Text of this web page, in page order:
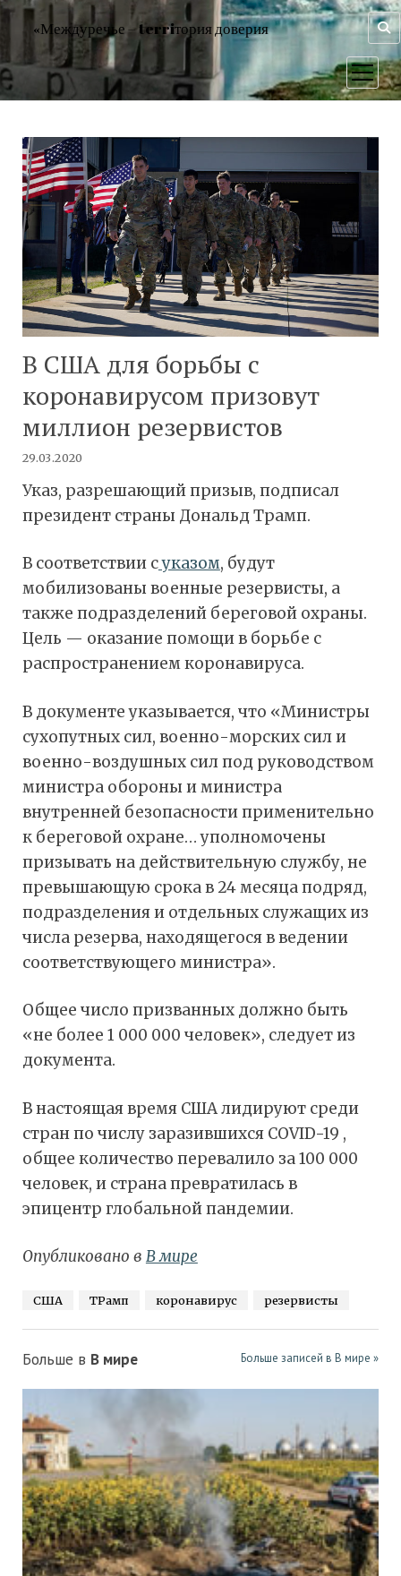
«Междуречье – terriтория доверия
меню
В США для борьбы с
коронавирусом призовут
миллион резервистов
29.03.2020
Указ, разрешающий призыв, подписал
президент страны Дональд Трамп.
В соответствии суказом, будут
мобилизованы военные резервисты, а
также подразделений береговой охраны.
Цель — оказание помощи в борьбе с
распространением коронавируса.
В документе указывается, что «Министры
сухопутных сил, военно-морских сил и
военно-воздушных сил под руководством
министра обороны и министра
внутренней безопасности применительно
к береговой охране… уполномочены
призывать на действительную службу, не
превышающую срока в 24 месяца подряд,
подразделения и отдельных служащих из
числа резерва, находящегося в ведении
соответствующего министра».
Общее число призванных должно быть
«не более 1 000 000 человек», следует из
документа.
В настоящая время США лидируют среди
стран по числу заразившихся COVID-19 ,
общее количество перевалило за 100 000
человек, и страна превратилась в
эпицентр глобальной пандемии.
Опубликовано в В мире
США ТРамп коронавирус резервисты
Больше в В мире Больше записей в В мире »